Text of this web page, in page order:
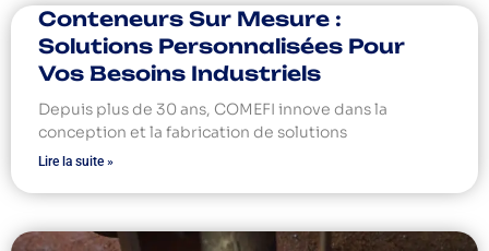
Conteneurs Sur Mesure :
Solutions Personnalisées Pour
Vos Besoins Industriels
Depuis plus de 30 ans, COMEFI innove dans la
conception et la fabrication de solutions
Lire la suite »